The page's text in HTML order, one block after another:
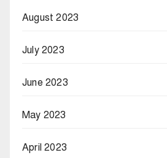
August 2023
July 2023
June 2023
May 2023
April 2023